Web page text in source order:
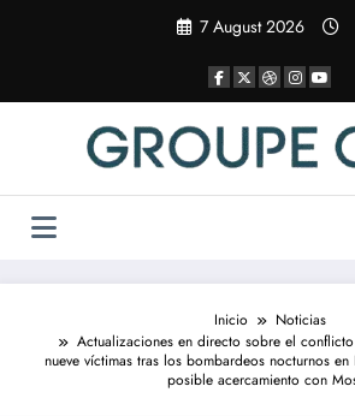
7 August 2026
Inicio
Noticias
Actualizaciones en directo sobre el
nueve víctimas tras los bombardeos nocturnos
posible acercamiento con